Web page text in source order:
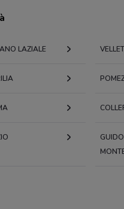
LAZIALE